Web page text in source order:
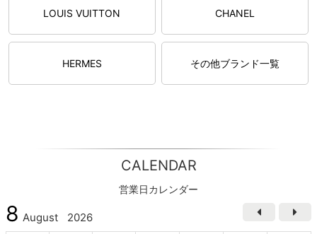
LOUIS VUITTON CHANEL
HERMES その他ブランド一覧
CALENDAR
営業日カレンダー
8 August 2026